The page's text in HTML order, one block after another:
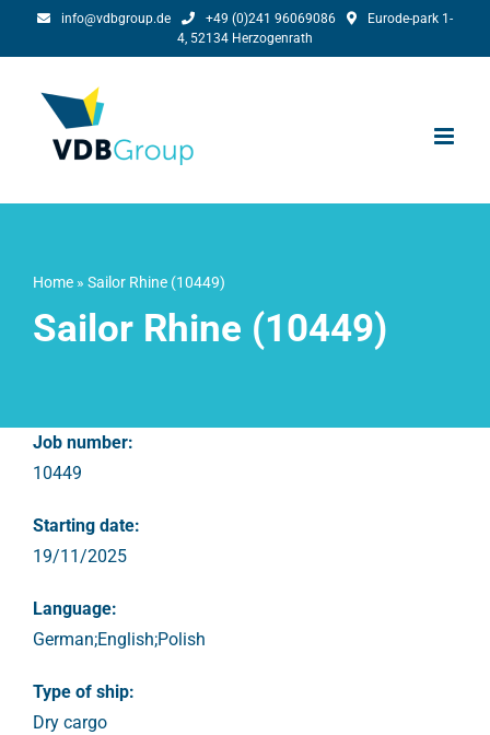
info@vdbgroup.de +49 (0)241 96069086
Eurode-park 1-
4, 52134 Herzogenrath
Home» Sailor Rhine (10449)
Sailor Rhine (10449)
Job number:
10449
Starting date:
19/11/2025
Language:
German;English;Polish
Type of ship:
Dry cargo